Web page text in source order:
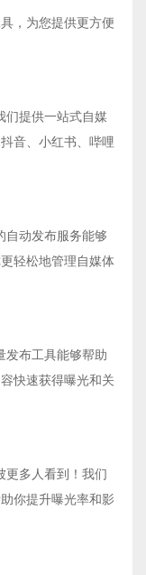
，为您提供更方便
们提供一站式自媒
音、小红书、哔哩
自动发布服务能够
轻松地管理自媒体
发布工具能够帮助
快速获得曝光和关
更多人看到！我们
你提升曝光率和影